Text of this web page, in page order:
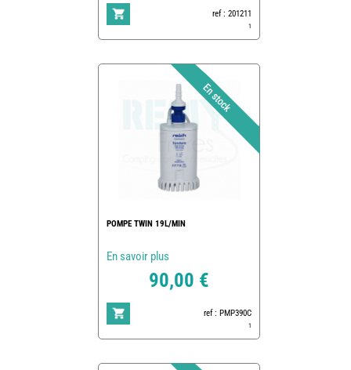
ref : 201211
1
POMPE TWIN 19L/MIN
En savoir plus
90,00 €
ref : PMP390C
1